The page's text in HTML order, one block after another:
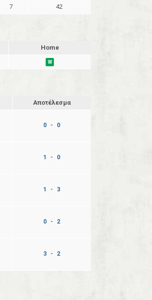
7 42
Home
W
Αποτέλεσμα
0 - 0
1 - 0
1 - 3
0 - 2
3 - 2